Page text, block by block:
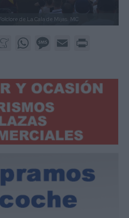
de La Cala de Mijas. MC
MeneameWhatsAppMessage
Email